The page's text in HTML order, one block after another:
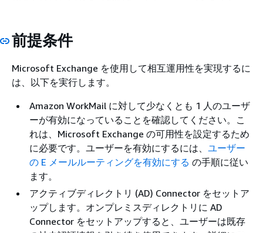
前提条件
Microsoft Exchange を使用して相互運用性を実現するに
は、以下を実行します。
Amazon WorkMail に対して少なくとも 1 人のユーザ
ーが有効になっていることを確認してください。こ
れは、Microsoft Exchange の可用性を設定するため
に必要です。ユーザーを有効にするには、 ユーザー
の E メールルーティングを有効にする の手順に従い
ます。
アクティブディレクトリ (AD) Connector をセットア
ップします。オンプレミスディレクトリに AD
Connector をセットアップすると、ユーザーは既存